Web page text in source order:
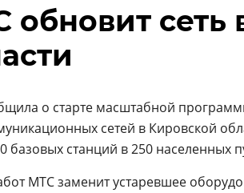
обновит сеть
о старте масштабной
сетей в Кировской
базовых станций в 250 населенных
МТС заменит устаревшее